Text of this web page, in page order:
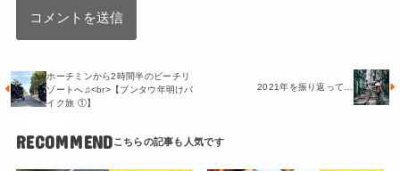
ホーチミンから2時間半のビーチリ
ゾートへ♫<br>【ブンタウ年明けバ
イク旅 ①】
2021年を振り返って…
RECOMMEND